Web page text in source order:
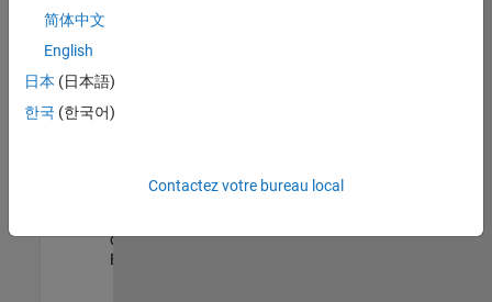
votre
région.
Senior Software Quality Engineer
Senior
Engineer
qualité |
Expérimenté(e)
简体中文
English
日本 (日本語)
한국 (한국어)
Contactez votre bureau local